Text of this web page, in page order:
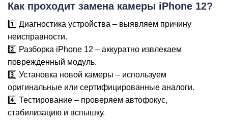
Как проходит замена камеры iPhone 12?
1️⃣ Диагностика устройства – выявляем причину
неисправности.
2️⃣ Разборка iPhone 12 – аккуратно извлекаем
поврежденный модуль.
3️⃣ Установка новой камеры – используем
оригинальные или сертифицированные аналоги.
4️⃣ Тестирование – проверяем автофокус,
стабилизацию и вспышку.